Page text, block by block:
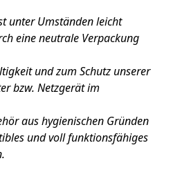
unter Umständen leicht
eine neutrale Verpackung
und zum Schutz unserer
bzw. Netzgerät im
aus hygienischen Gründen
und voll funktionsfähiges